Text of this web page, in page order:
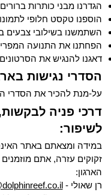
הגדרנו מבני כותרות
הוספנו טקסט חלופי
השתמשנו בשילובי צבעים
הפחתנו את התנועה
דאגנו להנגיש את
הסדרי נגישות
על-מנת להכיר את הסדרי
דרכי פניה
לשיפור:
במידה ומצאתם באתר
זקוקים עזרה, אתם
הארגון:
רן שאולי -